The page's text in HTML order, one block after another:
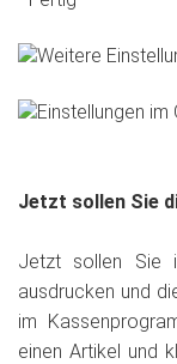
Jetzt sollen Sie
Jetzt sollen Sie
ausdrucken und
im
einen Artikel und